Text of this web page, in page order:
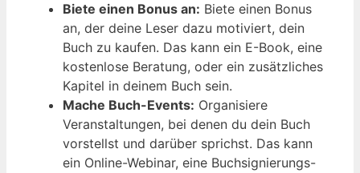
Biete einen Bonus an: Biete einen Bonus
an, der deine Leser dazu motiviert, dein
Buch zu kaufen. Das kann ein E-Book, eine
kostenlose Beratung, oder ein zusätzliches
Kapitel in deinem Buch sein.
Mache Buch-Events: Organisiere
Veranstaltungen, bei denen du dein Buch
vorstellst und darüber sprichst. Das kann
ein Online-Webinar, eine Buchsignierungs-